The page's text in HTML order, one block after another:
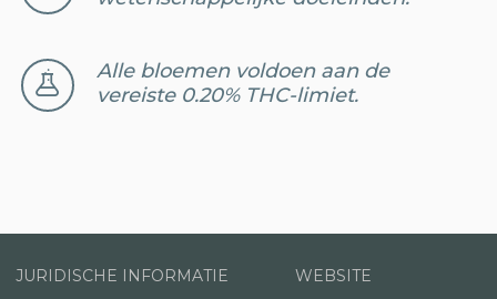
Alle bloemen voldoen aan de
vereiste 0.20% THC-limiet.
JURIDISCHE INFORMATIE
WEBSITE